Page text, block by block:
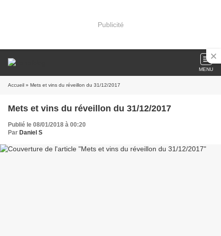
Publicité
MENU
Accueil » Mets et vins du réveillon du 31/12/2017
Mets et vins du réveillon du 31/12/2017
Publié le 08/01/2018 à 00:20
Par Daniel S